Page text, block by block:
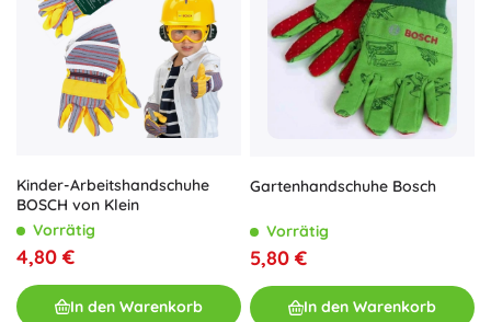
Kinder-Arbeitshandschuhe
BOSCH von Klein
Vorrätig
4,80 €
In den Warenkorb
Gartenhandschuhe Bosch
Vorrätig
5,80 €
In den Warenkorb